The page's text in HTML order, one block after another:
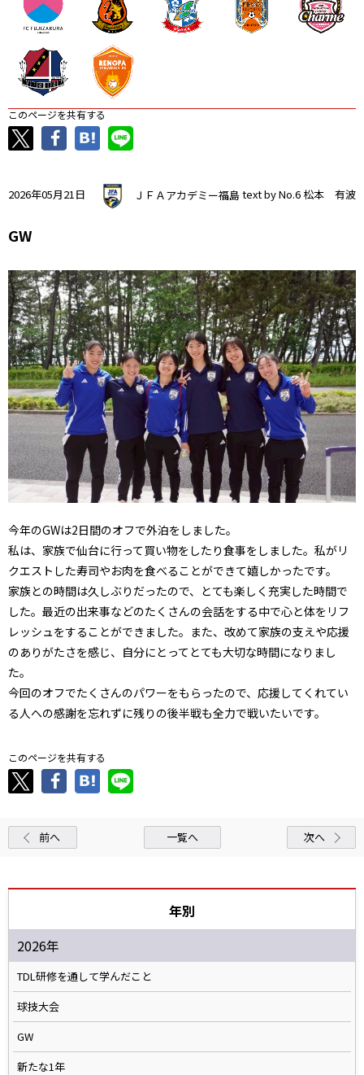
このページを共有する
2026年05月21日 ＪＦＡアカデミー福島text by No.6 松本 有波
GW
今年のGWは2日間のオフで外泊をしました。
私は、家族で仙台に行って買い物をしたり食事をしました。私がリ
クエストした寿司やお肉を食べることができて嬉しかったです。
家族との時間は久しぶりだったので、とても楽しく充実した時間で
した。最近の出来事などのたくさんの会話をする中で心と体をリフ
レッシュをすることができました。また、改めて家族の支えや応援
のありがたさを感じ、自分にとってとても大切な時間になりまし
た。
今回のオフでたくさんのパワーをもらったので、応援してくれてい
る人への感謝を忘れずに残りの後半戦も全力で戦いたいです。
このページを共有する
前へ 一覧へ 次へ
年別
2026年
TDL研修を通して学んだこと
球技大会
GW
新たな1年